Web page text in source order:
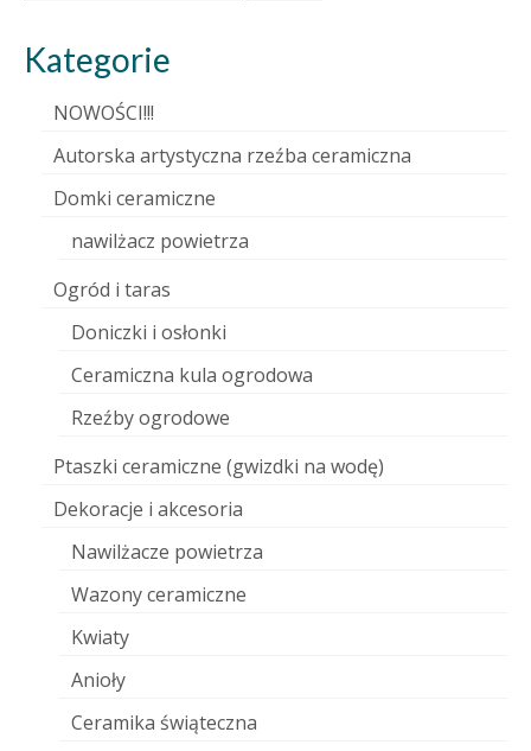
Kategorie
NOWOŚCI!!!
Autorska artystyczna rzeźba ceramiczna
Domki ceramiczne
nawilżacz powietrza
Ogród i taras
Doniczki i osłonki
Ceramiczna kula ogrodowa
Rzeźby ogrodowe
Ptaszki ceramiczne (gwizdki na wodę)
Dekoracje i akcesoria
Nawilżacze powietrza
Wazony ceramiczne
Kwiaty
Anioły
Ceramika świąteczna